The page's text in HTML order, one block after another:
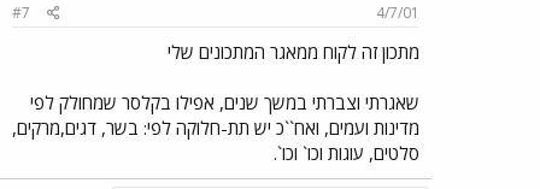
4/7/01
#7
מתכון זה לקוח ממאגר המתכונים שלי
שאגרתי וצברתי במשך שנים, אפילו בקלסר שמחולק לפי
מדינות ועמים, ואח``כ יש תת-חלוקה לפי: בשר, דגים,מרקים,
סלטים, עוגות וכו` וכו`.